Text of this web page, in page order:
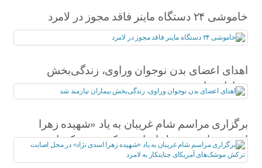
خاموشی ۲۴ دستگاه ماینر فاقد مجوز در لامرد
اهدای اعضای بدن نوجوان وراوی، زندگی‌بخش
بیماران نیازمند شد
برگزاری مراسم شام غریبان به یاد «شهیده زهرا
اسدی نژاد» در محل اصابت ترکش موشک‌های
آمریکای جنایتکار به لامرد